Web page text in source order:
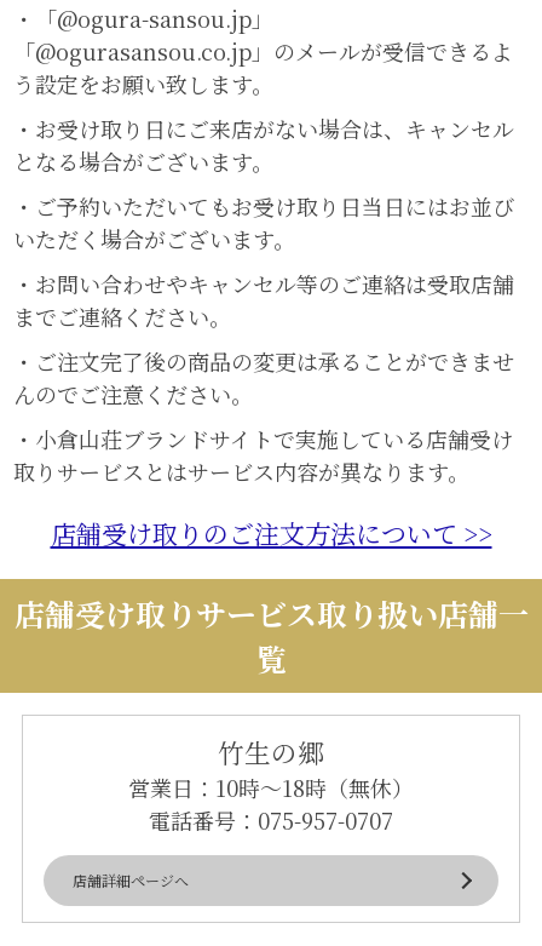
・「@ogura-sansou.jp」
「@ogurasansou.co.jp」のメールが受信できるよ
う設定をお願い致します。
・お受け取り日にご来店がない場合は、キャンセル
となる場合がございます。
・ご予約いただいてもお受け取り日当日にはお並び
いただく場合がございます。
・お問い合わせやキャンセル等のご連絡は受取店舗
までご連絡ください。
・ご注文完了後の商品の変更は承ることができませ
んのでご注意ください。
・小倉山荘ブランドサイトで実施している店舗受け
取りサービスとはサービス内容が異なります。
店舗受け取りのご注文方法について >>
店舗受け取りサービス取り扱い店舗一
覧
竹生の郷
営業日：10時～18時（無休）
電話番号： 075-957-0707
店舗詳細ページへ